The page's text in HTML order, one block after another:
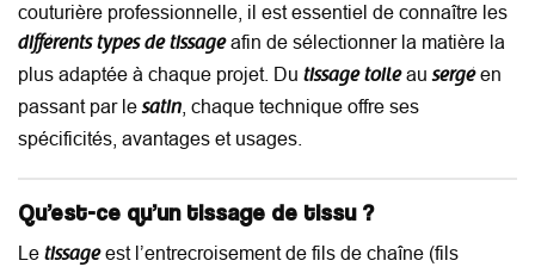
couturière professionnelle, il est essentiel de connaître les
différents types de tissageafin de sélectionner la matière la
plus adaptée à chaque projet. Du tissage toileausergéen
passant par lesatin , chaque technique offre ses
spécificités, avantages et usages.
Qu’est-ce qu’un tissage de tissu ?
Le tissageest l’entrecroisement de fils de chaîne (fils